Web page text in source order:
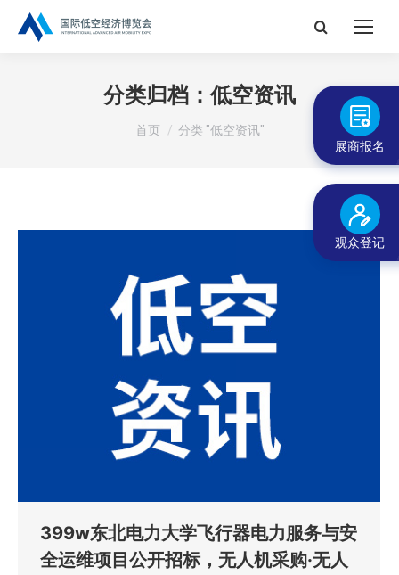
搜
分类归档：低空资讯
您在这里：
首页 分类 "低空资讯"
399w东北电力大学飞行器电力服务与安
全运维项目公开招标，无人机采购·无人
展商报名
观众登记